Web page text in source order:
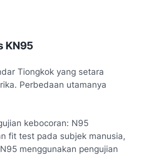
KN95
Tiongkok yang setara
Perbedaan utamanya
kebocoran: N95
fit test pada subjek manusia,
menggunakan pengujian